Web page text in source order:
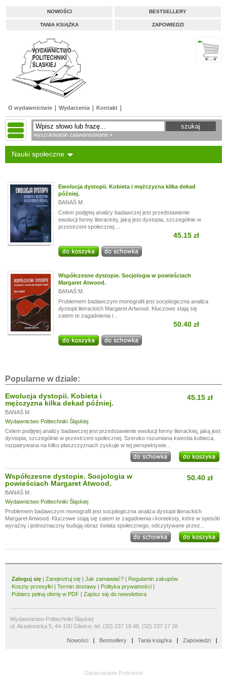
NOWOŚCI BESTSELLERY
TANIA KSIĄŻKA ZAPOWIEDZI
O wydawnictwie Wydarzenia Kontakt
wyszukiwanie zaawansowane »
Nauki społeczne
Ewolucja dystopii. Kobieta i mężczyzna kilka dekad
później.
BANAŚ M.
Celem podjętej analizy badawczej jest przedstawienie
ewolucji formy literackiej, jaką jest dystopia, szczególnie w
przestrzeni społecznej....
45.15 zł
Współczesne dystopie. Socjologia w powieściach
Margaret Atwood.
BANAŚ M.
Problemem badawczym monografii jest socjologiczna analiza
dystopii literackich Margaret Artwood. Kluczowe stają się
zatem te zagadnienia i...
50.40 zł
Popularne w dziale:
Ewolucja dystopii. Kobieta i
mężczyzna kilka dekad później.
BANAŚ M.
Wydawnictwo Politechniki Śląskiej
45.15 zł
Celem podjętej analizy badawczej jest przedstawienie ewolucji formy literackiej, jaką jest
dystopia, szczególnie w przestrzeni społecznej. Szeroko rozumiana kwestia kobieca,
rozpatrywana na kilku płaszczyznach zyskuje w tej perspektywie...
Współczesne dystopie. Socjologia w
powieściach Margaret Atwood.
BANAŚ M.
Wydawnictwo Politechniki Śląskiej
50.40 zł
Problemem badawczym monografii jest socjologiczna analiza dystopii literackich
Margaret Artwood. Kluczowe stają się zatem te zagadnienia i konteksty, które w sposób
wyraźny i jednoznaczny budują obraz świata społecznego, odczytywane przez...
Zaloguj się | Zarejestruj się | Jak zamawiać? | Regulamin zakupów
Koszty przesyłki | Termin dostawy | Polityka prywatności |
Pobierz pełną ofertę w PDF | Zapisz się do newslettera
Wydawnictwo Politechniki Śląskiej
ul. Akademicka 5, 44-100 Gliwice, tel. (32) 237 18 48, (32) 237 17 26
Nowości Bestsellery Tania książka Zapowiedzi
Opracowanie Prekursor